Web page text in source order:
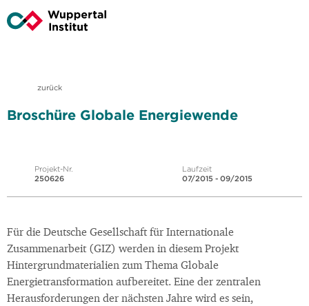
zurück
Broschüre Globale Energiewende
Projekt-Nr.
250626
Laufzeit
07/2015 - 09/2015
Für die Deutsche Gesellschaft für Internationale
Zusammenarbeit (GIZ) werden in diesem Projekt
Hintergrundmaterialien zum Thema Globale
Energietransformation aufbereitet. Eine der zentralen
Herausforderungen der nächsten Jahre wird es sein,